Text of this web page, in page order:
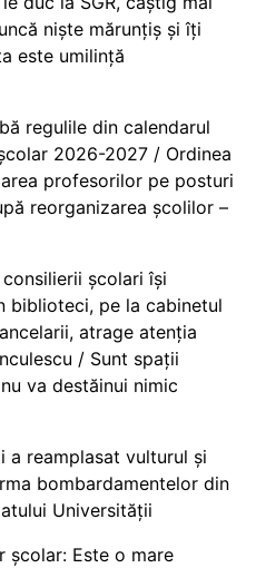
niște mărunțiș și îți
este umilință
regulile din calendarul
2026-2027 / Ordinea
profesorilor pe posturi
reorganizarea școlilor –
școlari își
biblioteci, pe la cabinetul
atrage atenția
/ Sunt spații
va destăinui nimic
a reamplasat vulturul și
bombardamentelor din
Universității
școlar: Este o mare